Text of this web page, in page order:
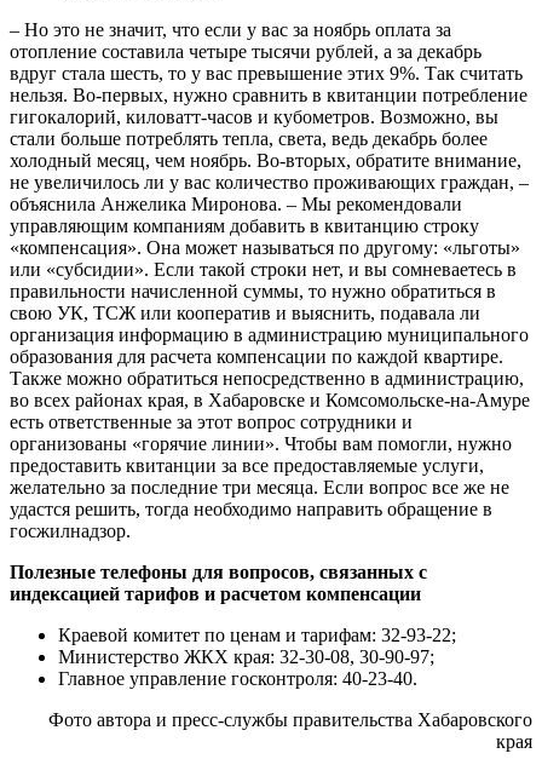
– Но это не значит, что если у вас за ноябрь оплата за
отопление составила четыре тысячи рублей, а за декабрь
вдруг стала шесть, то у вас превышение этих 9%. Так считать
нельзя. Во-первых, нужно сравнить в квитанции потребление
гигокалорий, киловатт-часов и кубометров. Возможно, вы
стали больше потреблять тепла, света, ведь декабрь более
холодный месяц, чем ноябрь. Во-вторых, обратите внимание,
не увеличилось ли у вас количество проживающих граждан, –
объяснила Анжелика Миронова. – Мы рекомендовали
управляющим компаниям добавить в квитанцию строку
«компенсация». Она может называться по другому: «льготы»
или «субсидии». Если такой строки нет, и вы сомневаетесь в
правильности начисленной суммы, то нужно обратиться в
свою УК, ТСЖ или кооператив и выяснить, подавала ли
организация информацию в администрацию муниципального
образования для расчета компенсации по каждой квартире.
Также можно обратиться непосредственно в администрацию,
во всех районах края, в Хабаровске и Комсомольске-на-Амуре
есть ответственные за этот вопрос сотрудники и
организованы «горячие линии». Чтобы вам помогли, нужно
предоставить квитанции за все предоставляемые услуги,
желательно за последние три месяца. Если вопрос все же не
удастся решить, тогда необходимо направить обращение в
госжилнадзор.
Полезные телефоны для вопросов, связанных с
индексацией тарифов и расчетом компенсации
Краевой комитет по ценам и тарифам: 32-93-22;
Министерство ЖКХ края: 32-30-08, 30-90-97;
Главное управление госконтроля: 40-23-40.
Фото автора и пресс-службы правительства Хабаровского
края